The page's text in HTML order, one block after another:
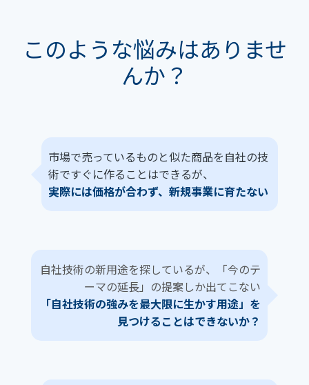
このような悩みはありませ
んか？
市場で売っているものと似た商品を自社の技
術ですぐに作ることはできるが、
実際には価格が合わず、新規事業に育たない
自社技術の新用途を探しているが、「今のテ
ーマの延長」の提案しか出てこない
「自社技術の強みを最大限に生かす用途」を
見つけることはできないか？